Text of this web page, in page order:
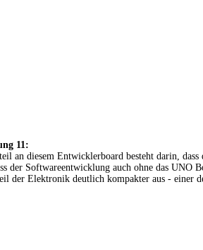
11:
an diesem Entwicklerboard besteht darin,
der Softwareentwicklung auch ohne das UNO
der Elektronik deutlich kompakter aus - einer